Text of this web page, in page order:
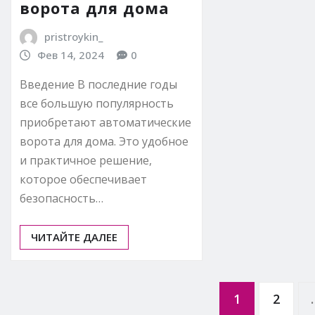
ворота для дома
pristroykin_
Фев 14, 2024
0
Введение В последние годы
все большую популярность
приобретают автоматические
ворота для дома. Это удобное
и практичное решение,
которое обеспечивает
безопасность…
ЧИТАЙТЕ ДАЛЕЕ
1 2